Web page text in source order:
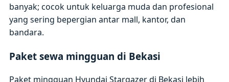
banyak; cocok untuk keluarga muda dan profesional
yang sering bepergian antar mall, kantor, dan
bandara.
Paket sewa mingguan di Bekasi
Paket mingguan Hyundai Stargazer di Bekasi lebih